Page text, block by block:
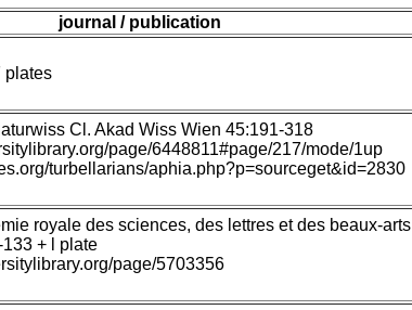
journal / publication
plates
Cl. Akad Wiss Wien 45:191-318
page/6448811#page/217/mode/1up
turbellarians/aphia.php?p=sourceget&id=2830
royale des sciences, des lettres et des beaux-arts
+ l plate
page/5703356